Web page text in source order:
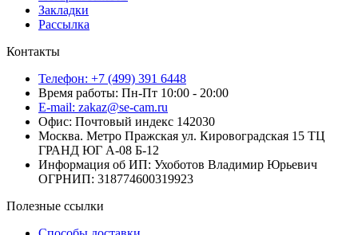
Закладки
Рассылка
Контакты
Телефон: +7 (499) 391 6448
Время работы: Пн-Пт 10:00 - 20:00
E-mail: zakaz@se-cam.ru
Офис: Почтовый индекс 142030
Москва. Метро Пражская ул. Кировоградская 15 ТЦ
ГРАНД ЮГ А-08 Б-12
Информация об ИП: Ухоботов Владимир Юрьевич
ОГРНИП: 318774600319923
Полезные ссылки